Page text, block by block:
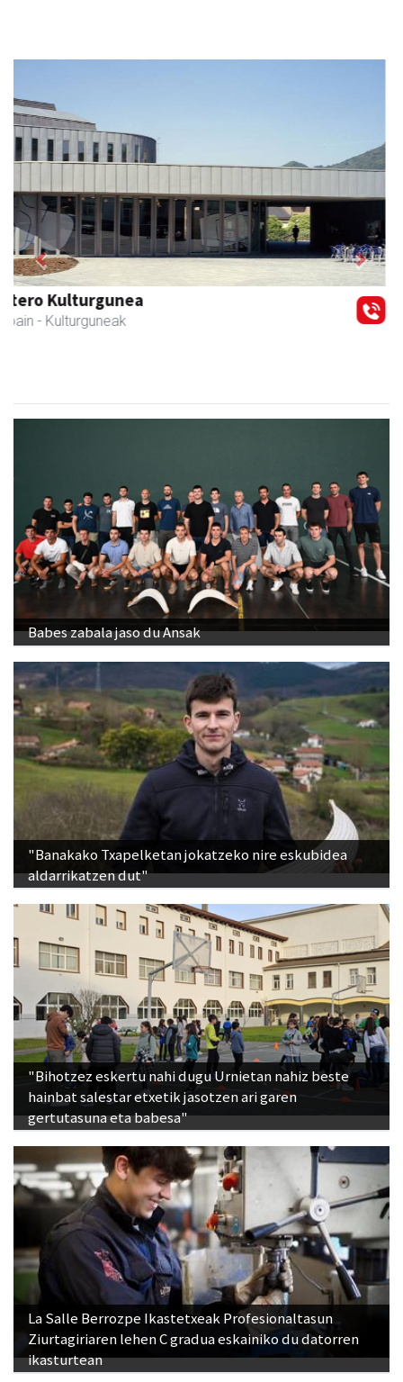
Transportes Lakunza
Asteasu - Garraioak
Previous Next
Babes zabala jaso du Ansak
"Banakako Txapelketan jokatzeko nire eskubidea
aldarrikatzen dut"
"Bihotzez eskertu nahi dugu Urnietan nahiz beste
hainbat salestar etxetik jasotzen ari garen
gertutasuna eta babesa"
La Salle Berrozpe Ikastetxeak Profesionaltasun
Ziurtagiriaren lehen C gradua eskainiko du datorren
ikasturtean